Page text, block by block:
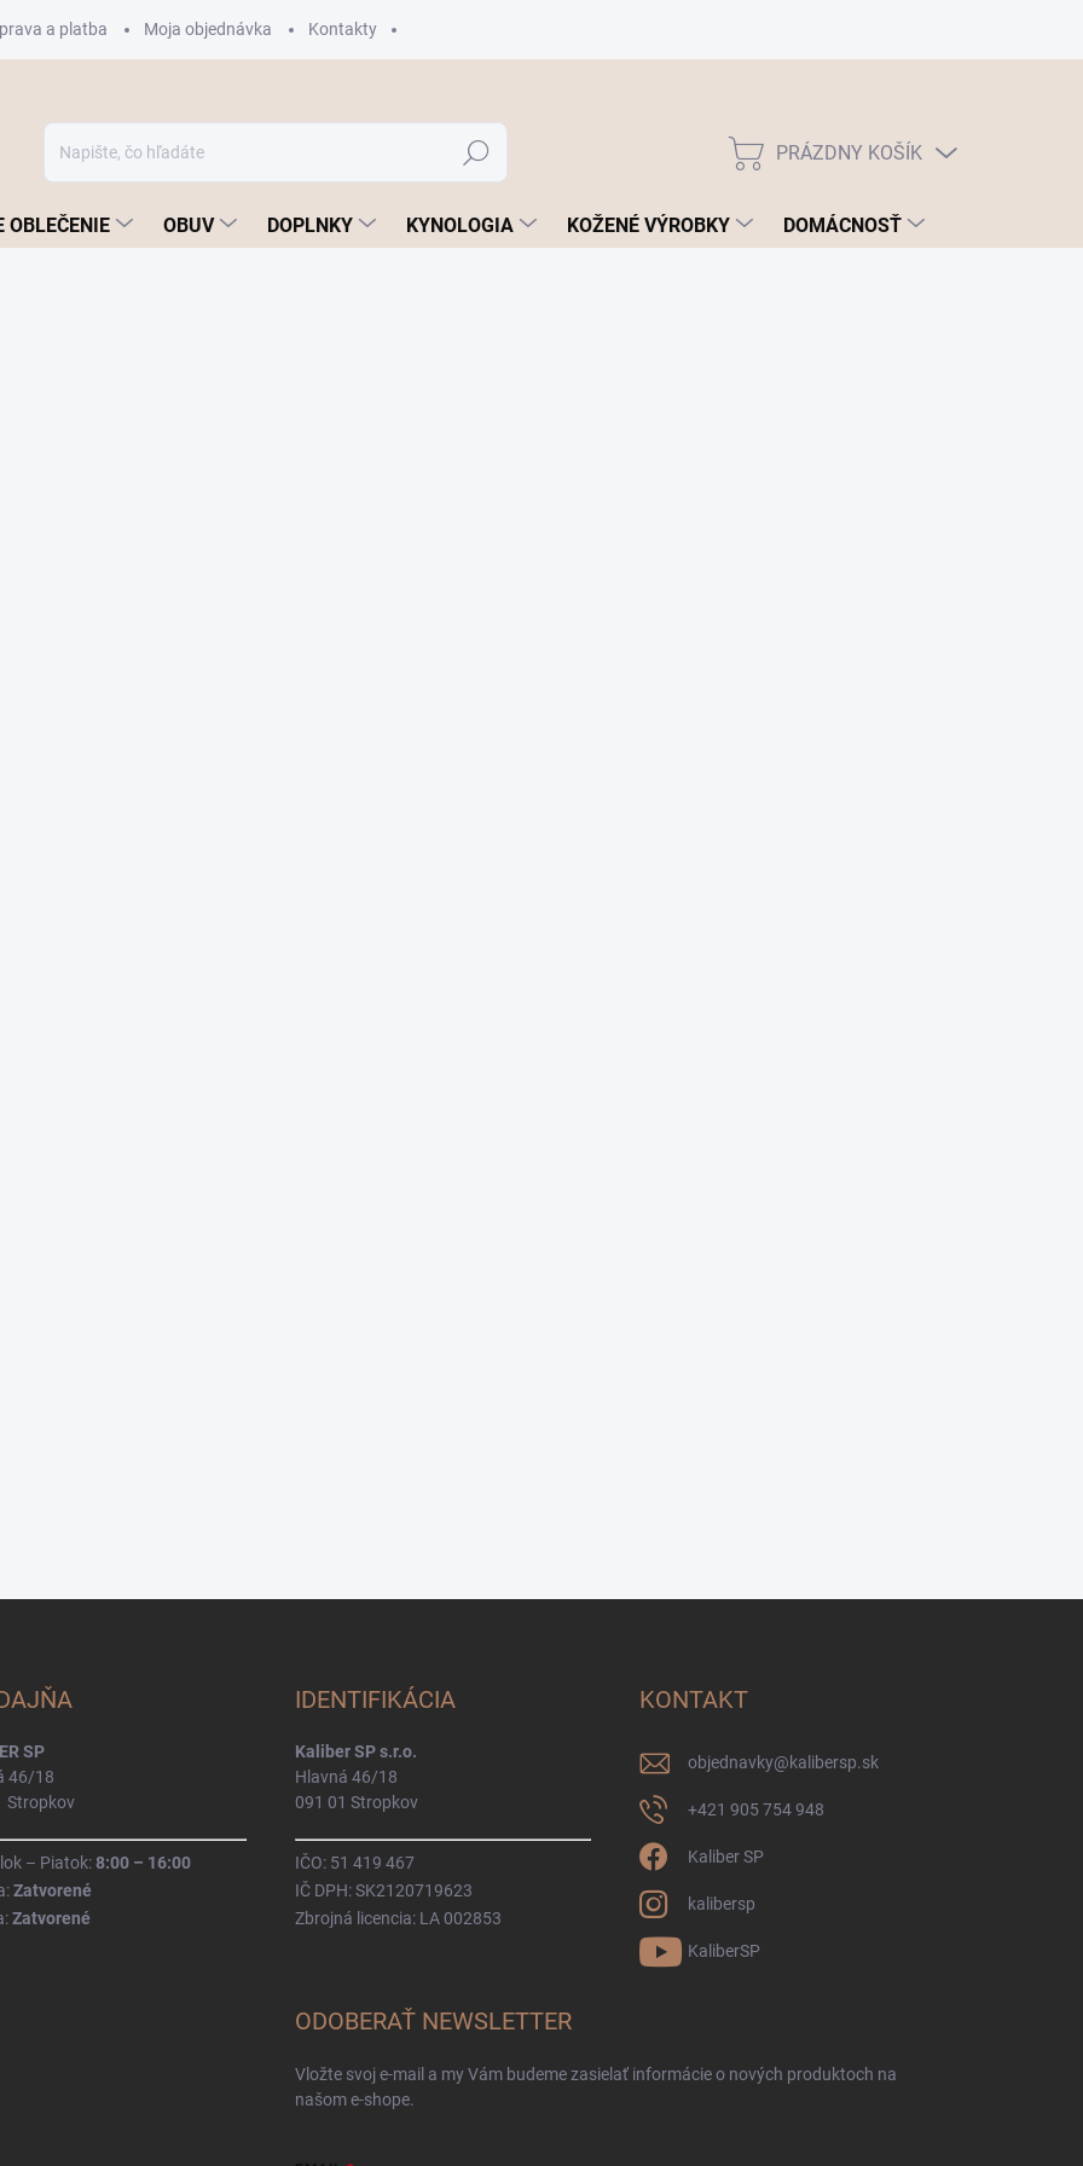
a platba Moja objednávka Kontakty
Hľadať
NÁKUPNÝ
PRÁZDNY KOŠÍK
OBLEČENIE OBUV DOPLNKY KYNOLOGIA KOŽENÉ VÝROBKY DOMÁCNOSŤ
SP
46/18
Stropkov
– Piatok:8:00 – 16:00
Zatvorené
Zatvorené
IDENTIFIKÁCIA
Kaliber SP s.r.o.
Hlavná 46/18
091 01 Stropkov
IČO: 51 419 467
IČ DPH: SK2120719623
Zbrojná licencia: LA 002853
KONTAKT
objednavky@kalibersp.sk
+421 905 754 948
Kaliber SP
kalibersp
KaliberSP
ODOBERAŤ NEWSLETTER
Vložte svoj e-mail a my Vám budeme zasielať informácie o nových produktoch na
našom e-shope.